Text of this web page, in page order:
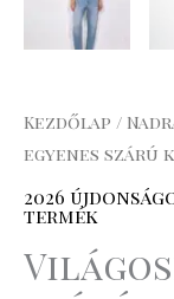
Kezdőlap /
egyenes
2026
termék